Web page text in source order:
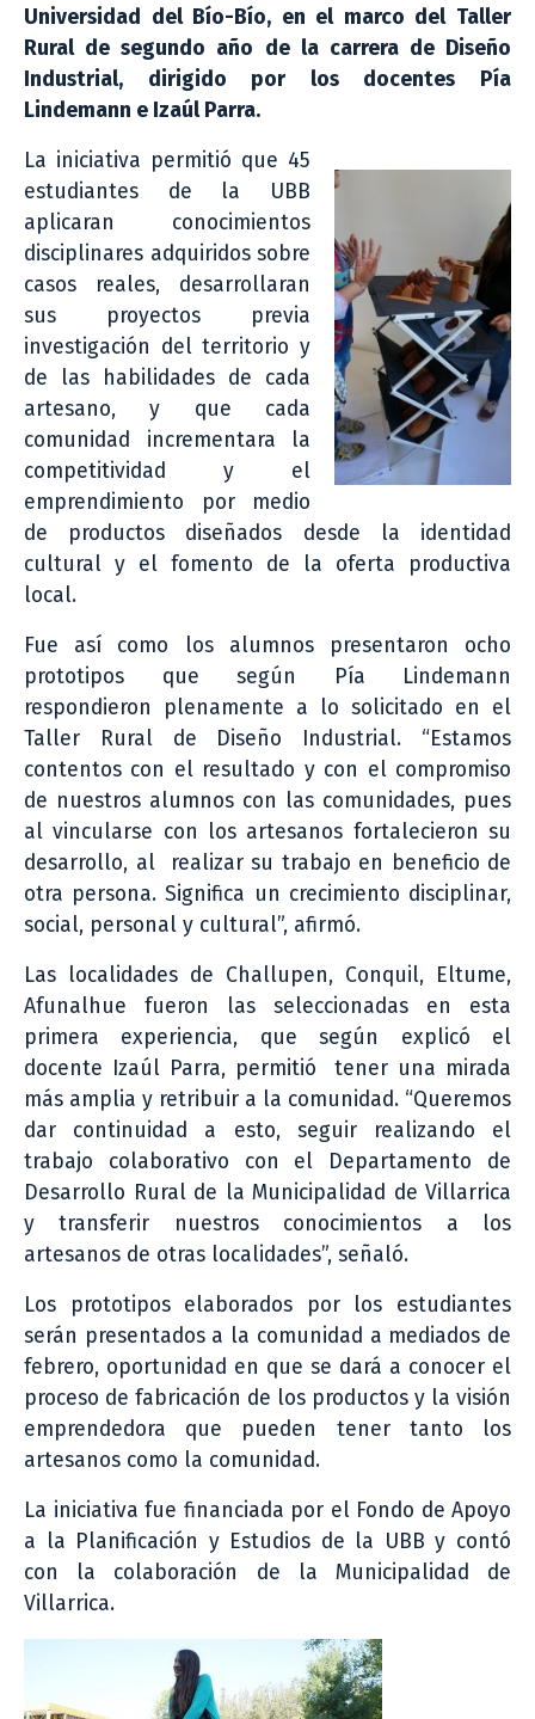
Universidad del Bío-Bío, en el marco del Taller
Rural de segundo año de la carrera de Diseño
Industrial, dirigido por los docentes Pía
Lindemann e Izaúl Parra.
La iniciativa permitió que 45
estudiantes de la UBB
aplicaran conocimientos
disciplinares adquiridos sobre
casos reales, desarrollaran
sus proyectos previa
investigación del territorio y
de las habilidades de cada
artesano, y que cada
comunidad incrementara la
competitividad y el
emprendimiento por medio
de productos diseñados desde la identidad
cultural y el fomento de la oferta productiva
local.
Fue así como los alumnos presentaron ocho
prototipos que según Pía Lindemann
respondieron plenamente a lo solicitado en el
Taller Rural de Diseño Industrial. “Estamos
contentos con el resultado y con el compromiso
de nuestros alumnos con las comunidades, pues
al vincularse con los artesanos fortalecieron su
desarrollo, al realizar su trabajo en beneficio de
otra persona. Significa un crecimiento disciplinar,
social, personal y cultural”, afirmó.
Las localidades de Challupen, Conquil, Eltume,
Afunalhue fueron las seleccionadas en esta
primera experiencia, que según explicó el
docente Izaúl Parra, permitió tener una mirada
más amplia y retribuir a la comunidad. “Queremos
dar continuidad a esto, seguir realizando el
trabajo colaborativo con el Departamento de
Desarrollo Rural de la Municipalidad de Villarrica
y transferir nuestros conocimientos a los
artesanos de otras localidades”, señaló.
Los prototipos elaborados por los estudiantes
serán presentados a la comunidad a mediados de
febrero, oportunidad en que se dará a conocer el
proceso de fabricación de los productos y la visión
emprendedora que pueden tener tanto los
artesanos como la comunidad.
La iniciativa fue financiada por el Fondo de Apoyo
a la Planificación y Estudios de la UBB y contó
con la colaboración de la Municipalidad de
Villarrica.